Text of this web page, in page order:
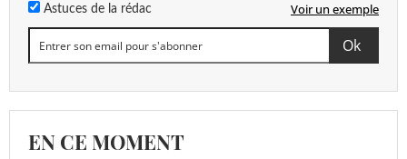
Astuces de la rédac Voir un exemple
EN CE MOMENT